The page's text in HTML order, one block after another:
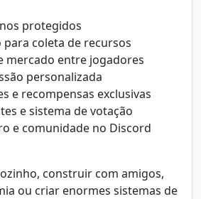
protegidos
para coleta de recursos
mercado entre jogadores
personalizada
e recompensas exclusivas
e sistema de votação
e comunidade no Discord
construir com amigos,
ou criar enormes sistemas de